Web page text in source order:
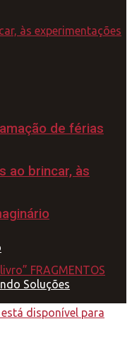
de férias
ao brincar, às
Soluções